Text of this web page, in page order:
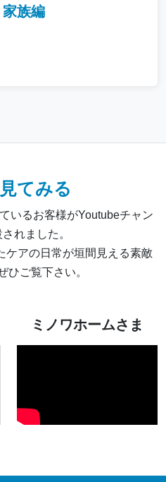
族編
てみる
いるお客様がYoutubeチャン
れました。
ケアの日常が垣間見える素敵
ひご覧下さい。
ミノワホームさま